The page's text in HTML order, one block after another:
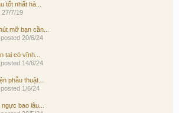
tốt nhất hà...
27/7/19
mỡ bạn cần...
posted 20/6/24
tai có vĩnh...
posted 14/6/24
phẫu thuật...
posted 1/6/24
bao lâu...